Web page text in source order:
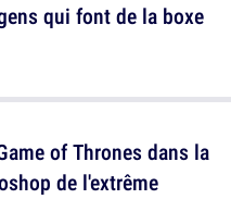
qui font de la boxe
of Thrones dans la
de l'extrême